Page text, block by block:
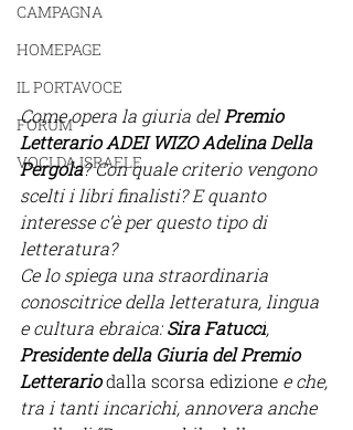
CAMPAGNA
HOMEPAGE
IL PORTAVOCE
FORUM
VOCI DA ISRAELE
Come opera la giuria del Premio
Letterario ADEI WIZO Adelina Della
Pergola? Con quale criterio vengono
scelti i libri finalisti? E quanto
interesse c’è per questo tipo di
letteratura?
Ce lo spiega una straordinaria
conoscitrice della letteratura, lingua
e cultura ebraica: Sira Fatucci,
Presidente della Giuria del Premio
Letterario dalla scorsa edizione e che,
tra i tanti incarichi, annovera anche